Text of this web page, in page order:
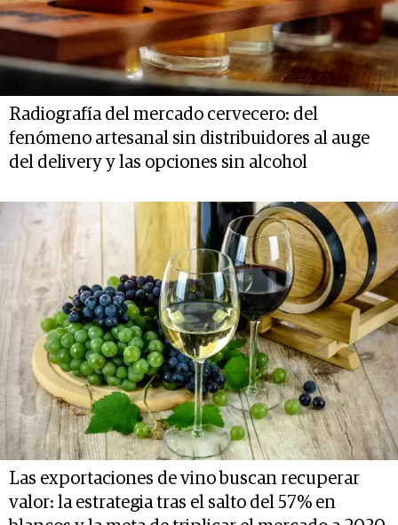
Radiografía del mercado cervecero: del
fenómeno artesanal sin distribuidores al auge
del delivery y las opciones sin alcohol
Las exportaciones de vino buscan recuperar
valor: la estrategia tras el salto del 57% en